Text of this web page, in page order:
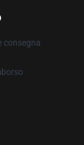
consegna